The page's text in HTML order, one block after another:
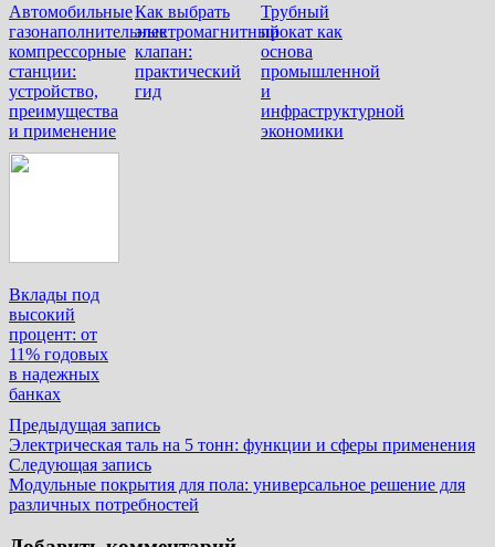
Автомобильные
газонаполнительные
компрессорные
станции:
устройство,
преимущества
и применение
Как выбрать
электромагнитный
клапан:
практический
гид
Трубный
прокат как
основа
промышленной
и
инфраструктурной
экономики
Вклады под
высокий
процент: от
11% годовых
в надежных
банках
Навигация
по
записям
Предыдущая записьПредыдущая
запись:
Электрическая таль на 5 тонн: функции и сферы применения
Следующая записьСледующая
запись:
Модульные покрытия для пола: универсальное решение для
различных потребностей